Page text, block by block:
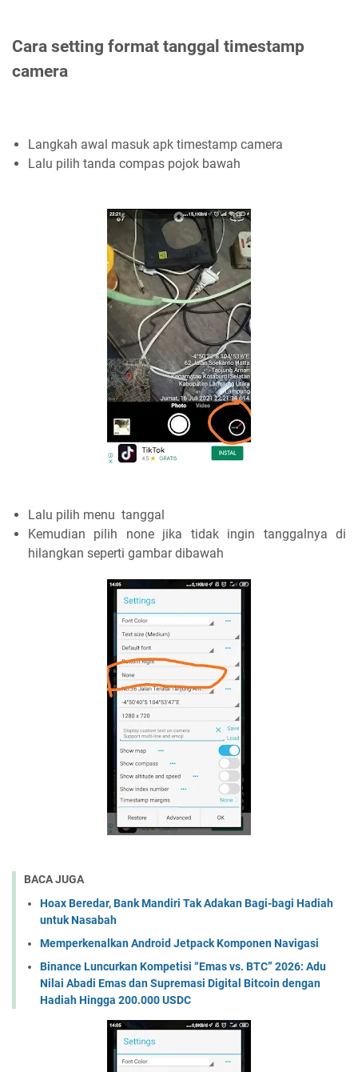
Cara setting format tanggal timestamp
camera
Langkah awal masuk apk timestamp camera
Lalu pilih tanda compas pojok bawah
Lalu pilih menu tanggal
Kemudian pilih none jika tidak ingin tanggalnya di
hilangkan seperti gambar dibawah
BACA JUGA
Hoax Beredar, Bank Mandiri Tak Adakan Bagi-bagi Hadiah
untuk Nasabah
Memperkenalkan Android Jetpack Komponen Navigasi
Binance Luncurkan Kompetisi “Emas vs. BTC” 2026: Adu
Nilai Abadi Emas dan Supremasi Digital Bitcoin dengan
Hadiah Hingga 200.000 USDC